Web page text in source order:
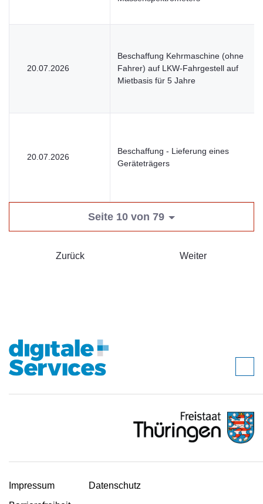
20.07.2026
Beschaffung Kehrmaschine (ohne
Fahrer) auf LKW-Fahrgestell auf
Mietbasis für 5 Jahre
20.07.2026
Beschaffung - Lieferung eines
Geräteträgers
Seite 10 von 79
Zurück Weiter
Impressum
Datenschutz